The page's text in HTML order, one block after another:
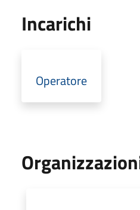
Incarichi
Operatore